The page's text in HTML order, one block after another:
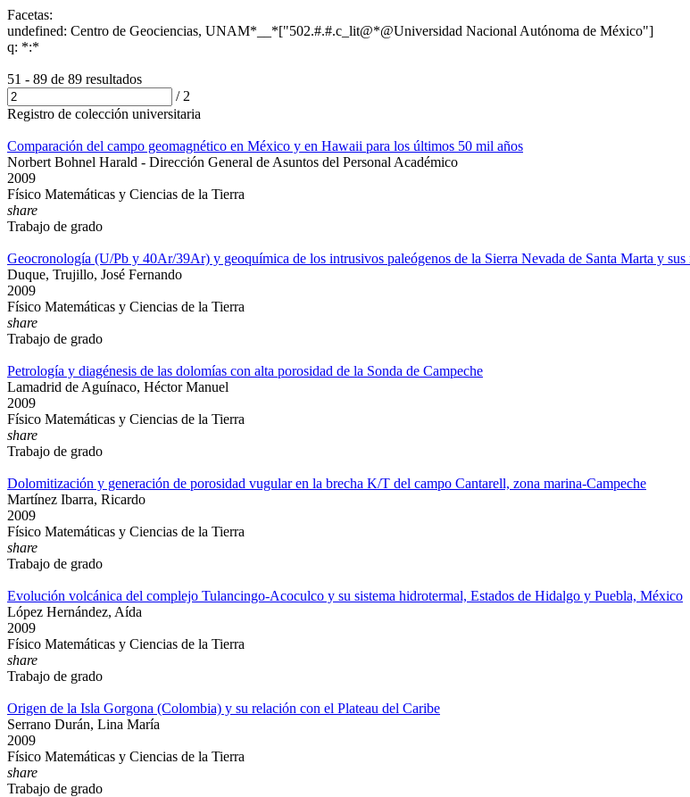
Facetas:
undefined: Centro de Geociencias, UNAM*__*["502.#.#.c_lit@*@Universidad Nacional Autónoma de México"]
q: *:*
51 - 89 de 89 resultados
/ 2
Registro de colección universitaria
Comparación del campo geomagnético en México y en Hawaii para los últimos 50 mil años
Norbert Bohnel Harald - Dirección General de Asuntos del Personal Académico
2009
Físico Matemáticas y Ciencias de la Tierra
share
Trabajo de grado
Geocronología (U/Pb y 40Ar/39Ar) y geoquímica de los intrusivos paleógenos de la Sierra Nevada de Santa Marta y
Duque, Trujillo, José Fernando
2009
Físico Matemáticas y Ciencias de la Tierra
share
Trabajo de grado
Petrología y diagénesis de las dolomías con alta porosidad de la Sonda de Campeche
Lamadrid de Aguínaco, Héctor Manuel
2009
Físico Matemáticas y Ciencias de la Tierra
share
Trabajo de grado
Dolomitización y generación de porosidad vugular en la brecha K/T del campo Cantarell, zona marina-Campeche
Martínez Ibarra, Ricardo
2009
Físico Matemáticas y Ciencias de la Tierra
share
Trabajo de grado
Evolución volcánica del complejo Tulancingo-Acoculco y su sistema hidrotermal, Estados de Hidalgo y Puebla, México
López Hernández, Aída
2009
Físico Matemáticas y Ciencias de la Tierra
share
Trabajo de grado
Origen de la Isla Gorgona (Colombia) y su relación con el Plateau del Caribe
Serrano Durán, Lina María
2009
Físico Matemáticas y Ciencias de la Tierra
share
Trabajo de grado